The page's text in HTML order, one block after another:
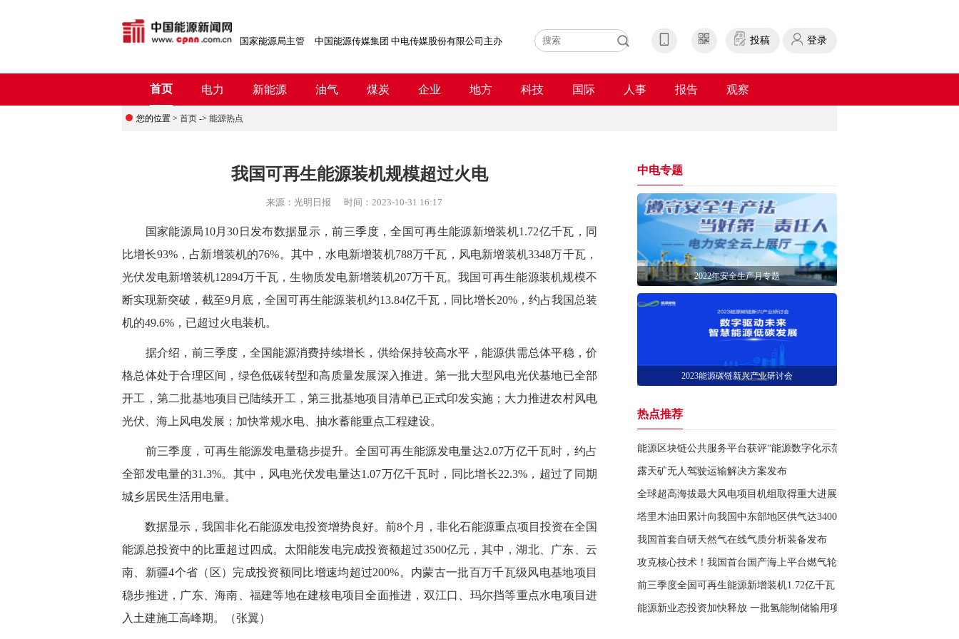
国家能源局主管 中国能源传媒集团 中电传媒股份有限公司主办 投稿 登录
首页 电力 新能源 油气 煤炭 企业 地方 科技 国际 人事 报告 观察
您的位置 > 首页 -> 能源热点
我国可再生能源装机规模超过火电
来源： 光明日报 时间： 2023-10-31 16:17
国家能源局10月30日发布数据显示，前三季度，全国可再生能源新增装机1.72亿千瓦，同
比增长93%，占新增装机的76%。其中，水电新增装机788万千瓦，风电新增装机3348万千瓦，
光伏发电新增装机12894万千瓦，生物质发电新增装机207万千瓦。我国可再生能源装机规模不
断实现新突破，截至9月底，全国可再生能源装机约13.84亿千瓦，同比增长20%，约占我国总装
机的49.6%，已超过火电装机。
据介绍，前三季度，全国能源消费持续增长，供给保持较高水平，能源供需总体平稳，价
格总体处于合理区间，绿色低碳转型和高质量发展深入推进。第一批大型风电光伏基地已全部
开工，第二批基地项目已陆续开工，第三批基地项目清单已正式印发实施；大力推进农村风电
光伏、海上风电发展；加快常规水电、抽水蓄能重点工程建设。
前三季度，可再生能源发电量稳步提升。全国可再生能源发电量达2.07万亿千瓦时，约占
全部发电量的31.3%。其中，风电光伏发电量达1.07万亿千瓦时，同比增长22.3%，超过了同期
城乡居民生活用电量。
数据显示，我国非化石能源发电投资增势良好。前8个月，非化石能源重点项目投资在全国
能源总投资中的比重超过四成。太阳能发电完成投资额超过3500亿元，其中，湖北、广东、云
南、新疆4个省（区）完成投资额同比增速均超过200%。内蒙古一批百万千瓦级风电基地项目
稳步推进，广东、海南、福建等地在建核电项目全面推进，双江口、玛尔挡等重点水电项目进
入土建施工高峰期。（张翼）
中电专题
2022年安全生产月专题
2023能源碳链新兴产业研讨会
热点推荐
能源区块链公共服务平台获评“能源数字化示范工程”
露天矿无人驾驶运输解决方案发布
全球超高海拔最大风电项目机组取得重大进展
塔里木油田累计向我国中东部地区供气达3400亿立方米
我国首套自研天然气在线气质分析装备发布
攻克核心技术！我国首台国产海上平台燃气轮机正式投用
前三季度全国可再生能源新增装机1.72亿千瓦
能源新业态投资加快释放 一批氢能制储输用项目加快形成实物工作量